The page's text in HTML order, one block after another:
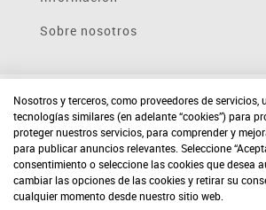
Sobre nosotros
Nosotros y terceros, como proveedores de servicios,
tecnologías similares (en adelante “cookies”) para
proteger nuestros servicios, para comprender y
para publicar anuncios relevantes. Seleccione
consentimiento o seleccione las cookies que desea
cambiar las opciones de las cookies y retirar su
cualquier momento desde nuestro sitio web.